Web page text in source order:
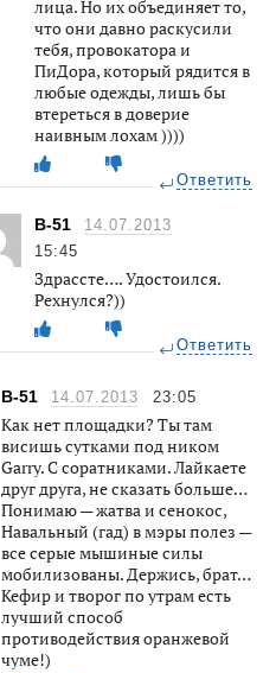
лица. Но их объединяет то,
что они давно раскусили
тебя, провокатора и
ПиДора, который рядится в
любые одежды, лишь бы
втереться в доверие
наивным лохам ))))
Ответить
В-51
14.07.2013
15:45
Здрассте…. Удостоился.
Рехнулся?))
Ответить
В-51 14.07.2013 23:05
Как нет площадки? Ты там
висишь сутками под ником
Garry. С соратниками. Лайкаете
друг друга, не сказать больше…
Понимаю — жатва и сенокос,
Навальный (гад) в мэры полез —
все серые мышиные силы
мобилизованы. Держись, брат…
Кефир и творог по утрам есть
лучший способ
противодействия оранжевой
чуме!)